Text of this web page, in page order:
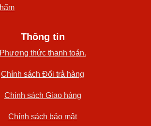
Thông tin
Phương thức thanh toán.
Chính sách Đổi trả hàng
Chính sách Giao hàng
Chính sách bảo mật